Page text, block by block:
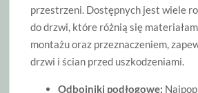
przestrzeni. Dostępnych jest wiele
do drzwi, które różnią się
montażu oraz przeznaczeniem,
drzwi i ścian przed uszkodzeniami.
Odbojniki podłogowe: